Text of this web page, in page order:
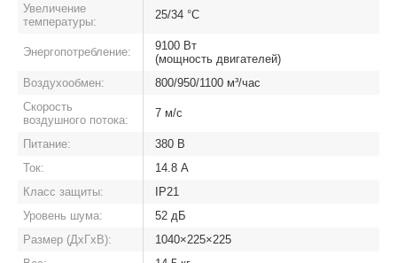
Увеличение
температуры:
25/34 °C
Энергопотребление:
9100 Вт
(мощность двигателей)
Воздухообмен:
800/950/1100 м³/час
Скорость
воздушного потока:
7 м/с
Питание:
380 В
Ток:
14.8 А
Класс защиты:
IP21
Уровень шума:
52 дБ
Размер (ДхГхВ):
1040×225×225